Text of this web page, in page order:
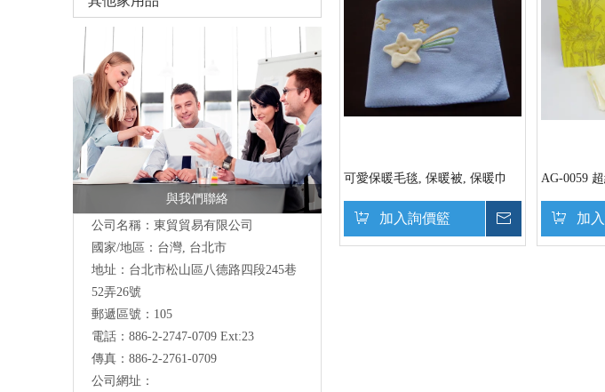
與我們聯絡
公司名稱：東貿貿易有限公司
國家/地區：台灣, 台北市
地址： 台北市松山區八德路四段245巷
52弄26號
郵遞區號：105
電話：886-2-2747-0709 Ext:23
傳真：886-2-2761-0709
公司網址：
可愛保暖毛毯, 保暖被, 保暖巾
加入詢價籃
AG-0059
加
»